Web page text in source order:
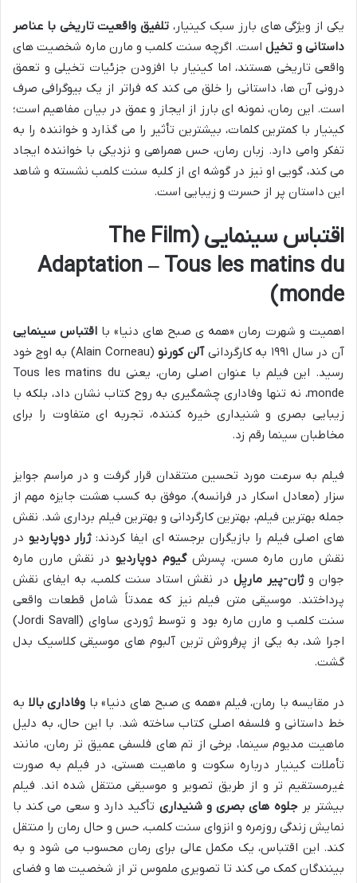
یکی از ویژگی های بارز سبک کینیار، تلفیق واقعیت تاریخی با عناصر
داستانی و تخیلاست. اگرچه سنت کلمب و مارن ماره شخصیت های
واقعی تاریخی هستند، اما کینیار با افزودن جزئیات تخیلی و تعمق
درونی آن ها، داستانی را خلق می کند که فراتر از یک بیوگرافی صرف
است. این رمان، نمونه ای بارز از ایجاز و عمق در بیان مفاهیم است؛
کینیار با کمترین کلمات، بیشترین تأثیر را می گذارد و خواننده را به
تفکر وامی دارد. زبان رمان، حس همراهی و نزدیکی با خواننده ایجاد
می کند، گویی او نیز در گوشه ای از کلبه سنت کلمب نشسته و شاهد
این داستان پر از حسرت و زیبایی است.
اقتباس سینمایی (The Film
Adaptation – Tous les matins du
monde)
اهمیت و شهرت رمان «همه ی صبح های دنیا» با اقتباس سینمایی
آن در سال ۱۹۹۱ به کارگردانی
آلن کورنو
(Alain Corneau) به اوج خود
رسید. این فیلم با عنوان اصلی رمان، یعنی Tous les matins du
monde، نه تنها وفاداری چشمگیری به روح کتاب نشان داد، بلکه با
زیبایی بصری و شنیداری خیره کننده، تجربه ای متفاوت را برای
مخاطبان سینما رقم زد.
فیلم به سرعت مورد تحسین منتقدان قرار گرفت و در مراسم جوایز
سزار (معادل اسکار در فرانسه)، موفق به کسب هشت جایزه مهم از
جمله بهترین فیلم، بهترین کارگردانی و بهترین فیلم برداری شد. نقش
های اصلی فیلم را بازیگران برجسته ای ایفا کردند:ژرار دوپاردیو در
نقش مارن ماره مسن، پسرشگیوم دوپاردیودر نقش مارن ماره
جوان وژان-پیر ماریِل در نقش استاد سنت کلمب، به ایفای نقش
پرداختند. موسیقی متن فیلم نیز که عمدتاً شامل قطعات واقعی
سنت کلمب و مارن ماره بود و توسط ژوردی ساوای (Jordi Savall)
اجرا شد، به یکی از پرفروش ترین آلبوم های موسیقی کلاسیک بدل
گشت.
در مقایسه با رمان، فیلم «همه ی صبح های دنیا» با وفاداری بالا به
خط داستانی و فلسفه اصلی کتاب ساخته شد. با این حال، به دلیل
ماهیت مدیوم سینما، برخی از تم های فلسفی عمیق تر رمان، مانند
تأملات کینیار درباره سکوت و ماهیت هستی، در فیلم به صورت
غیرمستقیم تر و از طریق تصویر و موسیقی منتقل شده اند. فیلم
بیشتر برجلوه های بصری و شنیداری تأکید دارد و سعی می کند با
نمایش زندگی روزمره و انزوای سنت کلمب، حس و حال رمان را منتقل
کند. این اقتباس، یک مکمل عالی برای رمان محسوب می شود و به
بینندگان کمک می کند تا تصویری ملموس تر از شخصیت ها و فضای